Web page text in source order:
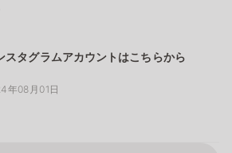
スタグラムアカウントはこちらから
年08月01日